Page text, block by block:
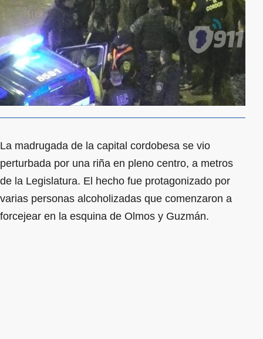
La madrugada de la capital cordobesa se vio
perturbada por una riña en pleno centro, a metros
de la Legislatura. El hecho fue protagonizado por
varias personas alcoholizadas que comenzaron a
forcejear en la esquina de Olmos y Guzmán.